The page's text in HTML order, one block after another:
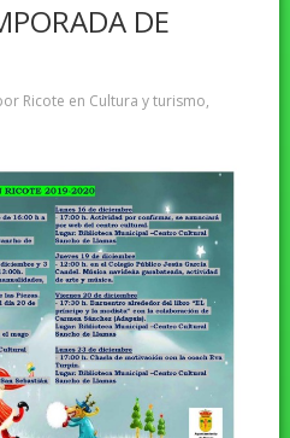
DE
Ricote en Cultura y turismo,